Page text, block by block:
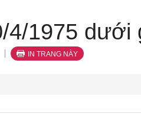
4/1975 dưới
IN TRANG NÀY